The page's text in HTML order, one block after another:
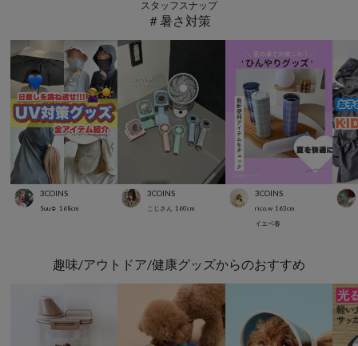
スタッフスナップ
＃暑さ対策
3COINS
Suu☺︎ 168cm
3COINS
こじさん 160cm
3COINS
rico.w 163cm
イエベ春
趣味/アウトドア/健康グッズからのおすすめ